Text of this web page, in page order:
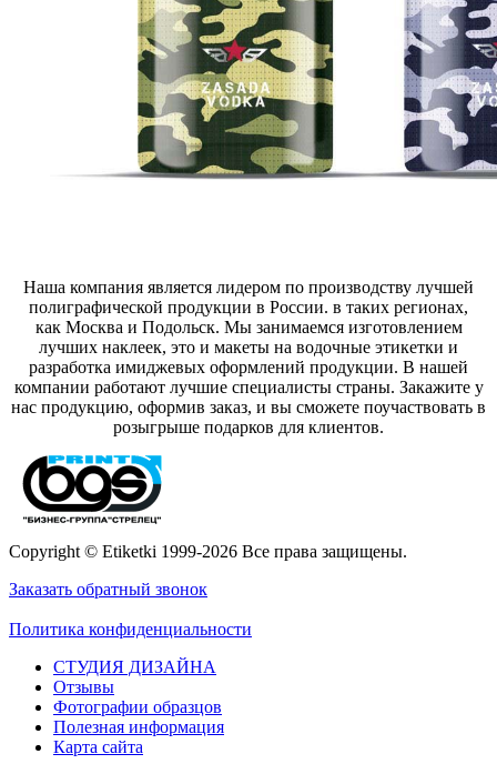
Наша компания является лидером по производству лучшей
полиграфической продукции в России. в таких регионах,
как Москва и Подольск. Мы занимаемся изготовлением
лучших наклеек, это и макеты на водочные этикетки и
разработка имиджевых оформлений продукции. В нашей
компании работают лучшие специалисты страны. Закажите у
нас продукцию, оформив заказ, и вы сможете поучаствовать в
розыгрыше подарков для клиентов.
Copyright © Etiketki 1999-2026 Все права защищены.
Заказать обратный звонок
Политика конфиденциальности
СТУДИЯ ДИЗАЙНА
Отзывы
Фотографии образцов
Полезная информация
Карта сайта